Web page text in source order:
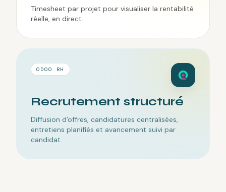
Timesheet par projet pour visualiser la rentabilité
réelle, en direct.
ODOO RH
Recrutement structuré
Diffusion d'offres, candidatures centralisées,
entretiens planifiés et avancement suivi par
candidat.